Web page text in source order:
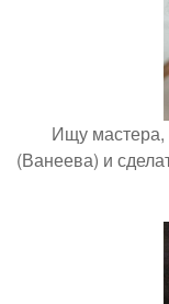
Ищу мастера,
(Ванеева) и